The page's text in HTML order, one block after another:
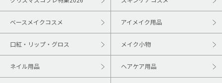
ベースメイクコスメ アイメイク用品
口紅・リップ・グロス メイク小物
ネイル用品 ヘアケア用品